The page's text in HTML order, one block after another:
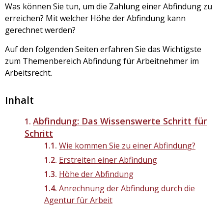
Was können Sie tun, um die Zahlung einer Abfindung zu
erreichen? Mit welcher Höhe der Abfindung kann
gerechnet werden?
Auf den folgenden Seiten erfahren Sie das Wichtigste
zum Themenbereich Abfindung für Arbeitnehmer im
Arbeitsrecht.
Inhalt
Abfindung: Das Wissenswerte Schritt für
Schritt
Wie kommen Sie zu einer Abfindung?
Erstreiten einer Abfindung
Höhe der Abfindung
Anrechnung der Abfindung durch die
Agentur für Arbeit